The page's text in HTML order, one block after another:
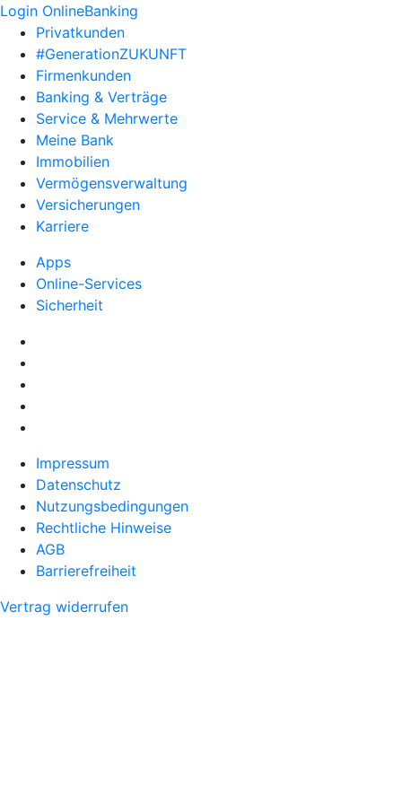
Login OnlineBanking
Privatkunden
#GenerationZUKUNFT
Firmenkunden
Banking & Verträge
Service & Mehrwerte
Meine Bank
Immobilien
Vermögensverwaltung
Versicherungen
Karriere
Apps
Online-Services
Sicherheit
Impressum
Datenschutz
Nutzungsbedingungen
Rechtliche Hinweise
AGB
Barrierefreiheit
Vertrag widerrufen